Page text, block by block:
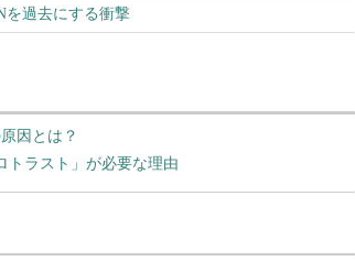
過去にする衝撃
因とは？
トラスト」が必要な理由